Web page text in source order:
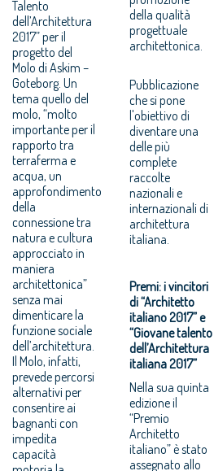
Talento
dell’Architettura
2017” per il
progetto del
Molo di Askim –
Goteborg. Un
tema quello del
molo, “molto
importante per il
rapporto tra
terraferma e
acqua, un
approfondimento
della
connessione tra
natura e cultura
approcciato in
maniera
architettonica”
senza mai
dimenticare la
funzione sociale
dell’architettura.
Il Molo, infatti,
prevede percorsi
alternativi per
consentire ai
bagnanti con
impedita
capacità
della qualità
progettuale
architettonica.
Pubblicazione
che si pone
l'obiettivo di
diventare una
delle più
complete
raccolte
nazionali e
internazionali di
architettura
italiana.
Premi: i vincitori
di “Architetto
italiano 2017” e
“Giovane talento
dell’Architettura
italiana 2017”
Nella sua quinta
edizione il
“Premio
Architetto
italiano” è stato
assegnato allo